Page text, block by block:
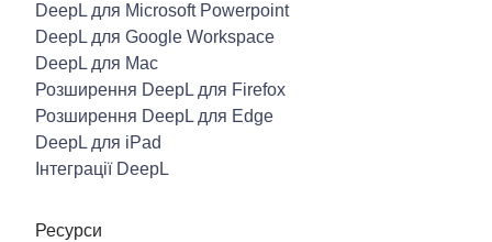
DeepL для Microsoft Powerpoint
DeepL для Google Workspace
DeepL для Mac
Розширення DeepL для Firefox
Розширення DeepL для Edge
DeepL для iPad
Інтеграції DeepL
Ресурси